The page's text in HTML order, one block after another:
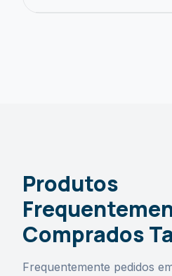
Produtos
Comprados
Frequentemente pedidos
Prolex™ E. coli
STEC serogrouping &